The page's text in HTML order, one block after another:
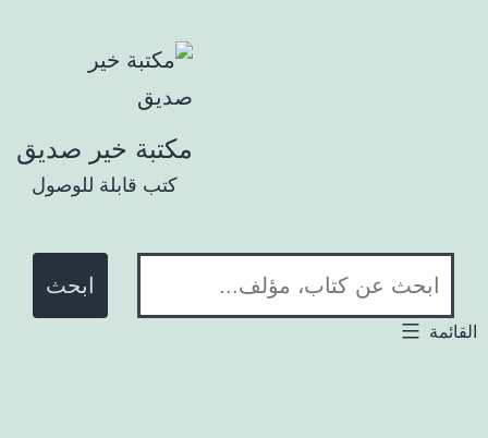
مكتبة خير صديق
كتب قابلة للوصول
ابحث في المكتبة: